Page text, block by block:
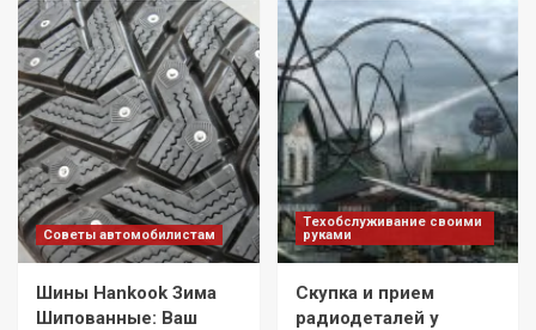
Советы автомобилистам
Шины Hankook Зима
Шипованные: Ваш
Техобслуживание своими
руками
Скупка и прием
радиодеталей у